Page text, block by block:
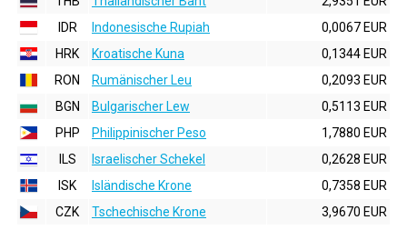
IDR
Indonesische Rupiah
0,0067 EUR
HRK
Kroatische Kuna
0,1344 EUR
RON
Rumänischer Leu
0,2093 EUR
BGN
Bulgarischer Lew
0,5113 EUR
PHP
Philippinischer Peso
1,7880 EUR
ILS
Israelischer Schekel
0,2628 EUR
ISK
Isländische Krone
0,7358 EUR
CZK
Tschechische Krone
3,9670 EUR